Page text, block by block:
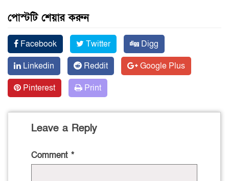
পোস্টটি শেয়ার করুন
Facebook Twitter
Digg
Linkedin
Reddit
Google Plus
Pinterest
Print
Leave a Reply
Comment *